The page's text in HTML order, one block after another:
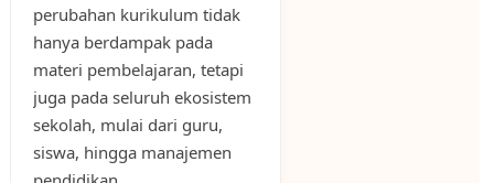
perubahan kurikulum tidak
hanya berdampak pada
materi pembelajaran, tetapi
juga pada seluruh ekosistem
sekolah, mulai dari guru,
siswa, hingga manajemen